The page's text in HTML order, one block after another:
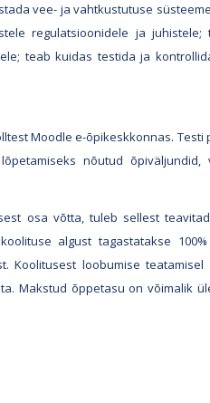
vee- ja vahtkustutuse
regulatsioonidele ja
teab kuidas testida ja
Moodle e-õpikeskkonnas.
nõutud õpiväljundid,
osa võtta, tuleb sellest
algust tagastatakse
Koolitusest loobumise
Makstud õppetasu on võimalik